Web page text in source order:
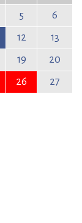
5
6
12
13
19
20
26
27